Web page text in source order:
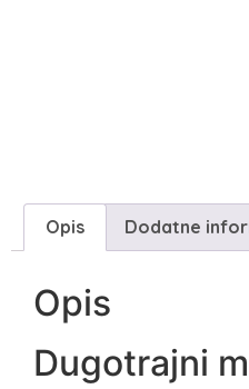
Opis Dodatne
Opis
Dugotrajni